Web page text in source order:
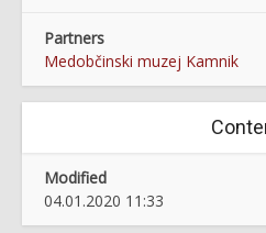
Partners
Medobčinski muzej Kamnik
Modified
04.01.2020 11:33